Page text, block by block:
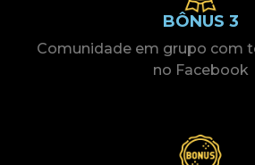
BÔNUS 3
Comunidade em grupo com
no Facebook